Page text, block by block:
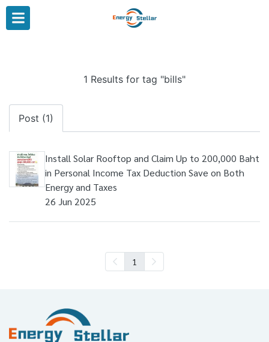
1 Results for tag "bills"
Post (1)
Install Solar Rooftop and Claim Up to 200,000 Baht
in Personal Income Tax Deduction Save on Both
Energy and Taxes
26 Jun 2025
1